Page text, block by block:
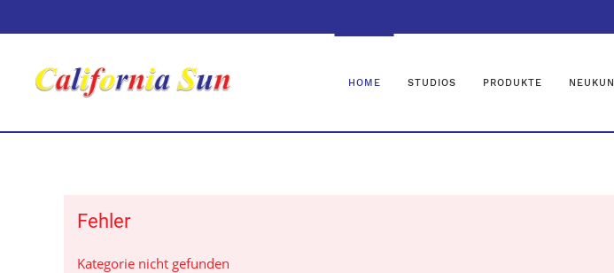
HOME STUDIOS PRODUKTE
Fehler
Kategorie nicht gefunden